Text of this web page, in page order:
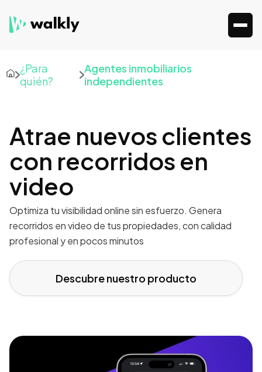
¿Para
quién?
Agentes inmobiliarios
independientes
Atrae nuevos clientes
con recorridos en
video
Optimiza tu visibilidad online sin esfuerzo. Genera
recorridos en video de tus propiedades, con calidad
profesional y en pocos minutos
Descubre nuestro producto